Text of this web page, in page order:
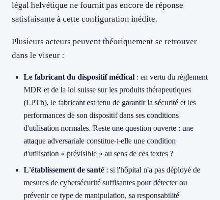
légal helvétique ne fournit pas encore de réponse
satisfaisante à cette configuration inédite.
Plusieurs acteurs peuvent théoriquement se retrouver
dans le viseur :
Le fabricant du dispositif médical : en vertu du règlement
MDR et de la loi suisse sur les produits thérapeutiques
(LPTh), le fabricant est tenu de garantir la sécurité et les
performances de son dispositif dans ses conditions
d'utilisation normales. Reste une question ouverte : une
attaque adversariale constitue-t-elle une condition
d'utilisation « prévisible » au sens de ces textes ?
L'établissement de santé : si l'hôpital n'a pas déployé de
mesures de cybersécurité suffisantes pour détecter ou
prévenir ce type de manipulation, sa responsabilité